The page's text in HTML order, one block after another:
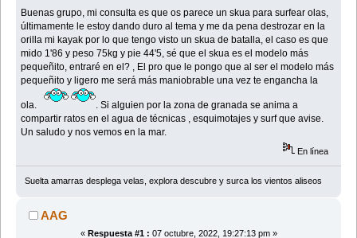
Buenas grupo, mi consulta es que os parece un skua para surfear olas,
últimamente le estoy dando duro al tema y me da pena destrozar en la
orilla mi kayak por lo que tengo visto un skua de batalla, el caso es que
mido 1'86 y peso 75kg y pie 44'5, sé que el skua es el modelo más
pequeñito, entraré en el? , El pro que le pongo que al ser el modelo más
pequeñito y ligero me será más maniobrable una vez te engancha la
ola.
. Si alguien por la zona de granada se anima a
compartir ratos en el agua de técnicas , esquimotajes y surf que avise.
Un saludo y nos vemos en la mar.
En línea
Suelta amarras desplega velas, explora descubre y surca los vientos aliseos
AAG
« Respuesta #1 : 07 octubre, 2022, 19:27:13 pm »